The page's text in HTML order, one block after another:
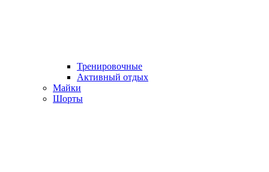
Тренировочные
Активный отдых
Майки
Шорты